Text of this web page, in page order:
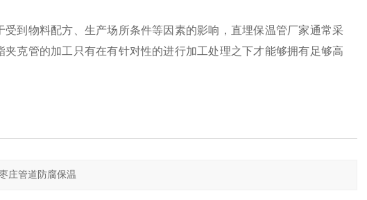
物料配方、生产场所条件等因素的影响，直埋保温管厂家通常采
克管的加工只有在有针对性的进行加工处理之下才能够拥有足够高